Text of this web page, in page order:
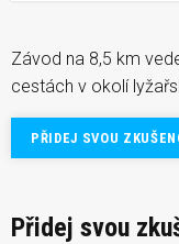
Závod na 8,5 km
cestách v okolí
PŘIDEJ SVOU
Přidej svou